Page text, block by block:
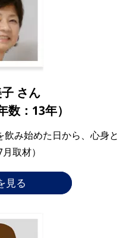
さん
数：13年）
み始めた日から、心身と
取材）
見る